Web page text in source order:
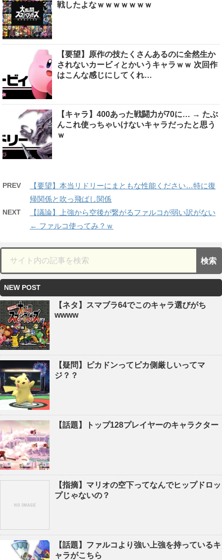
戦したよなｗｗｗｗｗｗｗ
【要望】原作の技たくさんあるのに全然生か
されないカービィとかいうキャラｗｗ 次回作
はこんな感じにしてくれ…
【キャラ】400あった戦闘力が70に… → たぶ
んこれ使っちゃいけないキャラだったと思う
ｗ
PREV
【要望】本当リドリーにまともな性能ください…特に復
帰関係と吹っ飛ばし関係
NEXT
【議論】上強から空後が繋がるファルコが弱い訳がない
← ファルコ使ってみ？ｗ
NEW POST
【ネタ】スマブラ64でこのキャラ選びがち
wwww
【疑問】ピカドンってピカ側厳しいってマ
ジ？？
【話題】トップ128プレイヤーのキャラクター
【指摘】マリオの空下ってなんでヒップドロッ
プじゃないの？
【話題】ファルコより強い上強を持っているキ
ャラがこちら